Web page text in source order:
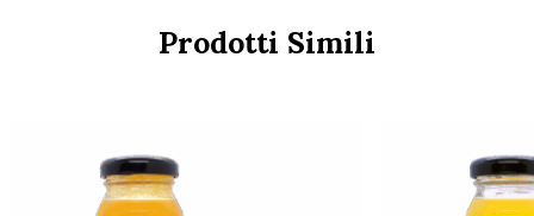
Prodotti Simili